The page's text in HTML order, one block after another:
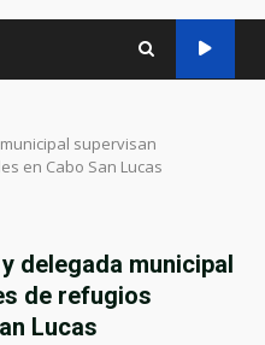
supervisan
en Cabo San Lucas
delegada municipal
de refugios
Lucas